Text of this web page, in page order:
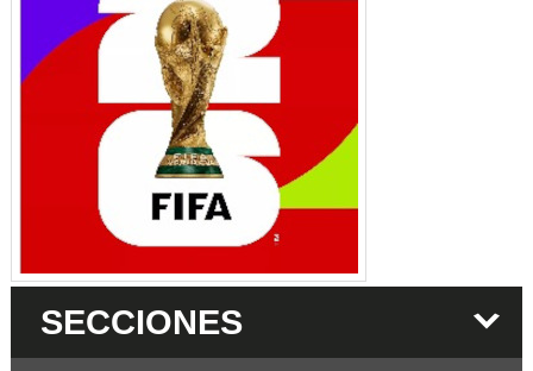
SECCIONES